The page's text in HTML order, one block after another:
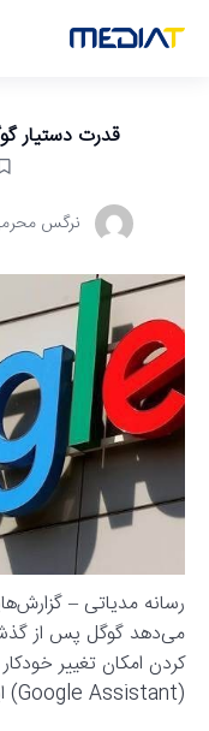
قدرت دستیار
نرگس
رسانه مدیاتی –
می‌دهد گوگل پس از
کردن امکان تغییر
(Google Assistant) این شرکت عمل کرد.